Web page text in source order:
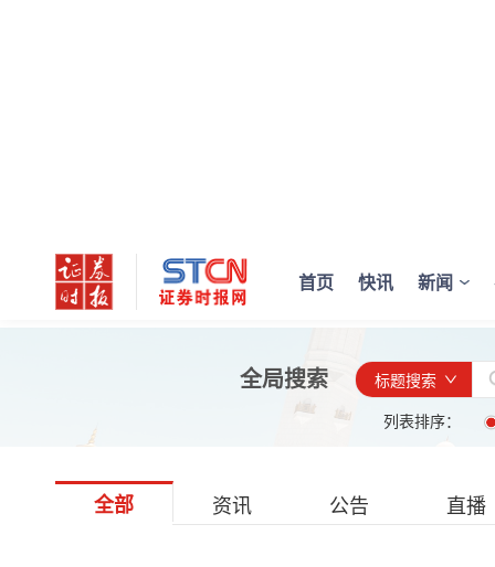
首页 快讯 新闻
全局搜索
标题搜索
列表排序：
全部 资讯 公告 直播